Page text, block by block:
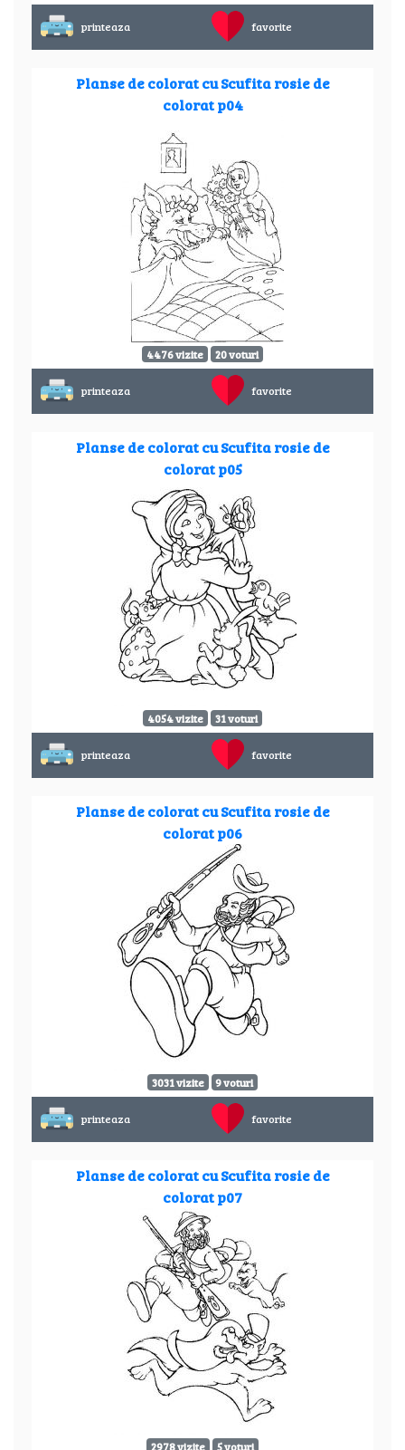
printeaza favorite
Planse de colorat cu Scufita rosie de
colorat p04
4476 vizite 20 voturi
printeaza favorite
Planse de colorat cu Scufita rosie de
colorat p05
4054 vizite 31 voturi
printeaza favorite
Planse de colorat cu Scufita rosie de
colorat p06
3031 vizite 9 voturi
printeaza favorite
Planse de colorat cu Scufita rosie de
colorat p07
2978 vizite 5 voturi